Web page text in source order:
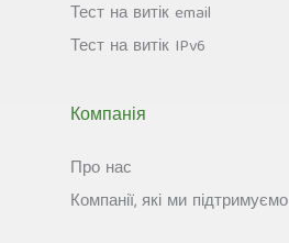
Тест на витік email
Тест на витік IPv6
Компанія
Про нас
Компанії, які ми підтримуємо